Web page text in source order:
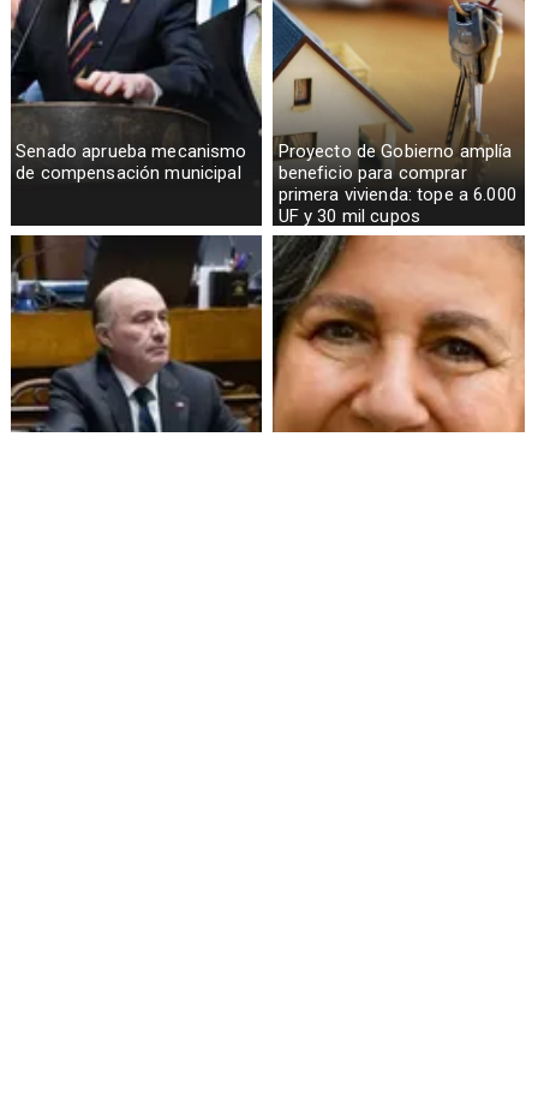
Senado aprueba mecanismo
de compensación municipal
Proyecto de Gobierno amplía
beneficio para comprar
primera vivienda: tope a 6.000
UF y 30 mil cupos